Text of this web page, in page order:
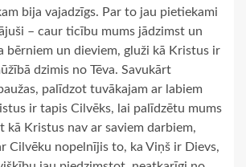
bija vajadzīgs. Par to jau pietiekami
– caur ticību mums jādzimst un
bērniem un dieviem, gluži kā Kristus ir
dzimis no Tēva. Savukārt
palīdzot tuvākajam ar labiem
ir tapis Cilvēks, lai palīdzētu mums
kā Kristus nav ar saviem darbiem,
Cilvēku nopelnījis to, ka Viņš ir Dievs,